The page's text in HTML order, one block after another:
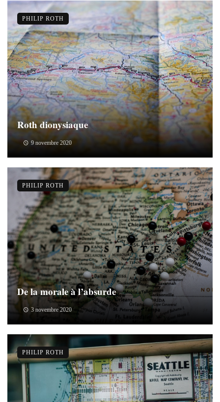
Roth dionysiaque
9 novembre 2020
PHILIP ROTH
De la morale à l’absurde
3 novembre 2020
PHILIP ROTH
PHILIP ROTH